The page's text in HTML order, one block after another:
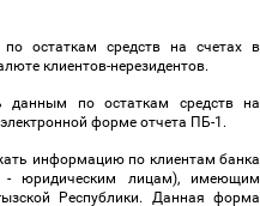
остаткам средств на счетах в
клиентов-нерезидентов.
данным по остаткам средств на
форме отчета ПБ-1.
информацию по клиентам банка
- юридическим лицам), имеющим
Республики. Данная форма